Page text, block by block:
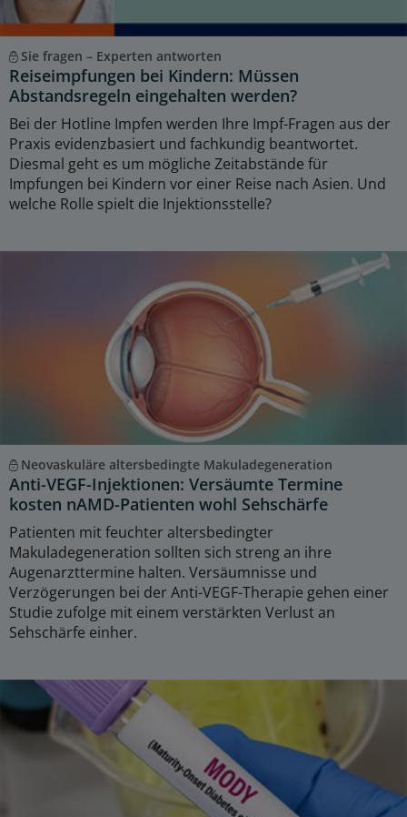
Sie fragen – Experten antworten
Reiseimpfungen bei Kindern: Müssen
Abstandsregeln eingehalten werden?
Bei der Hotline Impfen werden Ihre Impf-Fragen aus der
Praxis evidenzbasiert und fachkundig beantwortet.
Diesmal geht es um mögliche Zeitabstände für
Impfungen bei Kindern vor einer Reise nach Asien. Und
welche Rolle spielt die Injektionsstelle?
Neovaskuläre altersbedingte Makuladegeneration
Anti-VEGF-Injektionen: Versäumte Termine
kosten nAMD-Patienten wohl Sehschärfe
Patienten mit feuchter altersbedingter
Makuladegeneration sollten sich streng an ihre
Augenarzttermine halten. Versäumnisse und
Verzögerungen bei der Anti-VEGF-Therapie gehen einer
Studie zufolge mit einem verstärkten Verlust an
Sehschärfe einher.